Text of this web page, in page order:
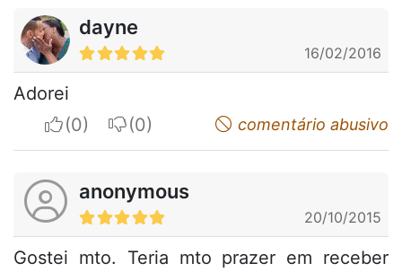
dayne
16/02/2016
Adorei
I apreciateI do not appreciatecomentário abusivo
anonymous
20/10/2015
Gostei mto. Teria mto prazer em receber